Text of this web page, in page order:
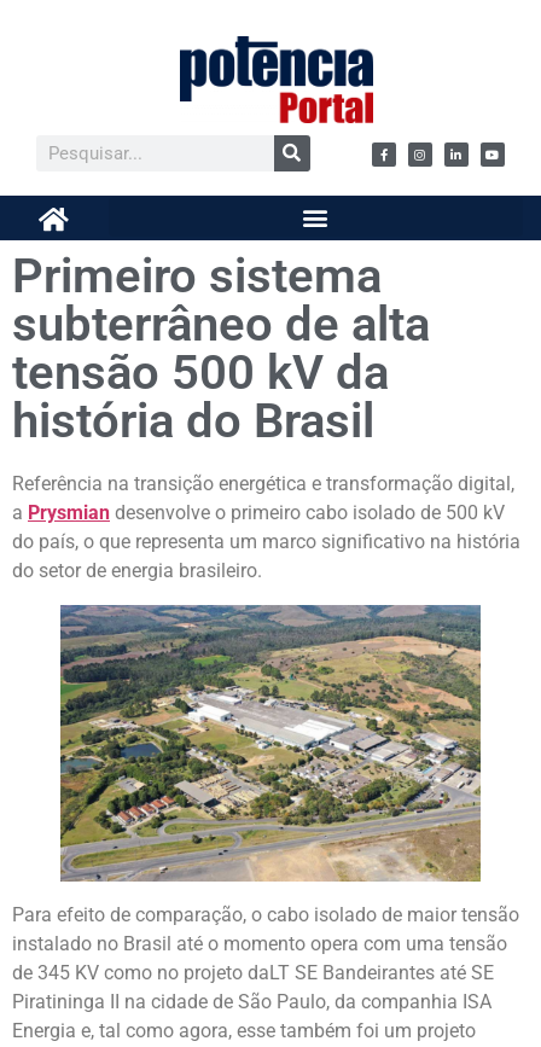
Primeiro sistema
subterrâneo de alta
tensão 500 kV da
história do Brasil
Referência na transição energética e transformação digital,
a Prysmian desenvolve o primeiro cabo isolado de 500 kV
do país, o que representa um marco significativo na história
do setor de energia brasileiro.
Para efeito de comparação, o cabo isolado de maior tensão
instalado no Brasil até o momento opera com uma tensão
de 345 KV como no projeto daLT SE Bandeirantes até SE
Piratininga II na cidade de São Paulo, da companhia ISA
Energia e, tal como agora, esse também foi um projeto